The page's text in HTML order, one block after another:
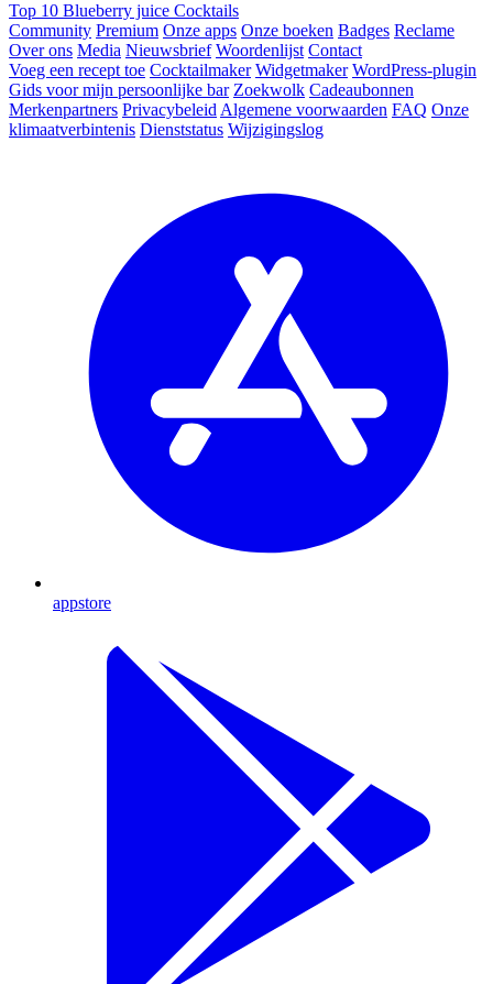
Top 10 Blueberry juice Cocktails
Community Premium Onze apps Onze boeken Badges Reclame
Over ons Media Nieuwsbrief Woordenlijst Contact
Voeg een recept toe Cocktailmaker Widgetmaker WordPress-plugin
Gids voor mijn persoonlijke bar Zoekwolk Cadeaubonnen
Merkenpartners Privacybeleid Algemene voorwaarden FAQ Onze
klimaatverbintenis Dienststatus Wijzigingslog
appstore